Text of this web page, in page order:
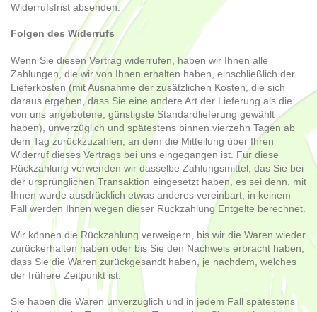
Widerrufsfrist absenden.
Folgen des Widerrufs
Wenn Sie diesen Vertrag widerrufen, haben wir Ihnen alle
Zahlungen, die wir von Ihnen erhalten haben, einschließlich der
Lieferkosten (mit Ausnahme der zusätzlichen Kosten, die sich
daraus ergeben, dass Sie eine andere Art der Lieferung als die
von uns angebotene, günstigste Standardlieferung gewählt
haben), unverzüglich und spätestens binnen vierzehn Tagen ab
dem Tag zurückzuzahlen, an dem die Mitteilung über Ihren
Widerruf dieses Vertrags bei uns eingegangen ist. Für diese
Rückzahlung verwenden wir dasselbe Zahlungsmittel, das Sie bei
der ursprünglichen Transaktion eingesetzt haben, es sei denn, mit
Ihnen wurde ausdrücklich etwas anderes vereinbart; in keinem
Fall werden Ihnen wegen dieser Rückzahlung Entgelte berechnet.
Wir können die Rückzahlung verweigern, bis wir die Waren wieder
zurückerhalten haben oder bis Sie den Nachweis erbracht haben,
dass Sie die Waren zurückgesandt haben, je nachdem, welches
der frühere Zeitpunkt ist.
Sie haben die Waren unverzüglich und in jedem Fall spätestens